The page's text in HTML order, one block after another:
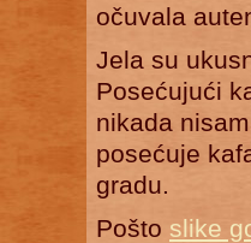
očuvala
Jela su
Posećujući
nikada
posećuje
gradu.
Pošto slike